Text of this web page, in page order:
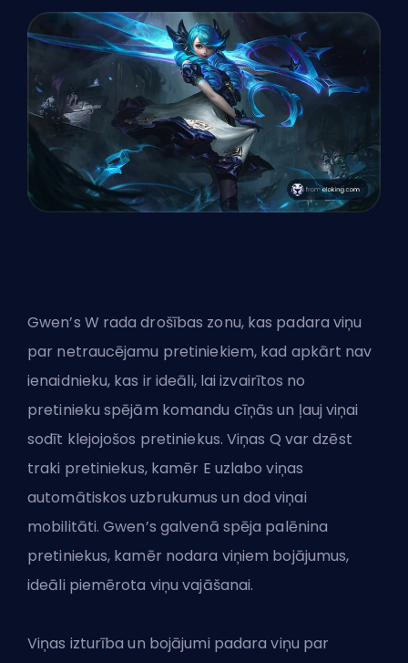
Gwen’s W rada drošības zonu, kas padara viņu
par netraucējamu pretiniekiem, kad apkārt nav
ienaidnieku, kas ir ideāli, lai izvairītos no
pretinieku spējām komandu cīņās un ļauj viņai
sodīt klejojošos pretiniekus. Viņas Q var dzēst
traki pretiniekus, kamēr E uzlabo viņas
automātiskos uzbrukumus un dod viņai
mobilitāti. Gwen’s galvenā spēja palēnina
pretiniekus, kamēr nodara viņiem bojājumus,
ideāli piemērota viņu vajāšanai.
Viņas izturība un bojājumi padara viņu par